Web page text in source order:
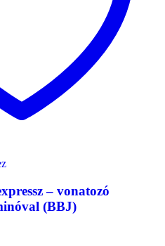
– vonatozó
(BBJ)